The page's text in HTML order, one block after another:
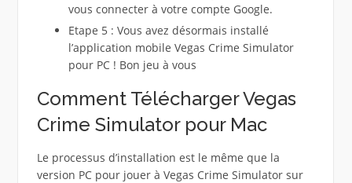
vous connecter à votre compte Google.
Etape 5 : Vous avez désormais installé
l’application mobile Vegas Crime Simulator
pour PC ! Bon jeu à vous
Comment Télécharger Vegas
Crime Simulator pour Mac
Le processus d’installation est le même que la
version PC pour jouer à Vegas Crime Simulator sur